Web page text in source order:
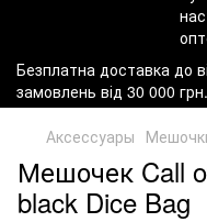
Безплатна доставка до
замовлень від 30 000 грн.
Аксессуары
Мешочек Call
black Dice Bag